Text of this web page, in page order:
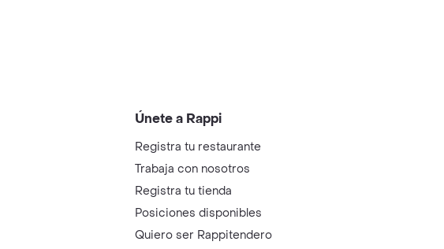
Únete a Rappi
Registra tu restaurante
Trabaja con nosotros
Registra tu tienda
Posiciones disponibles
Quiero ser Rappitendero